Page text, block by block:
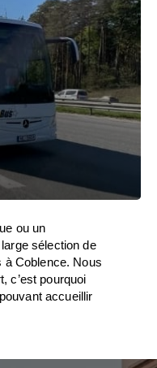
ou un
sélection de
à Coblence. Nous
c’est pourquoi
accueillir